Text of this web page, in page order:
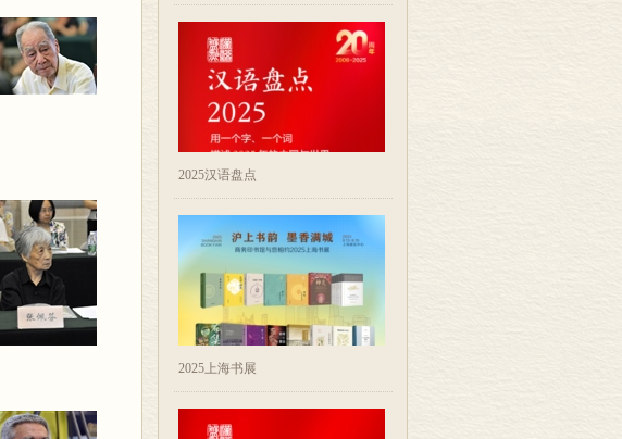
2025汉语盘点
2025上海书展